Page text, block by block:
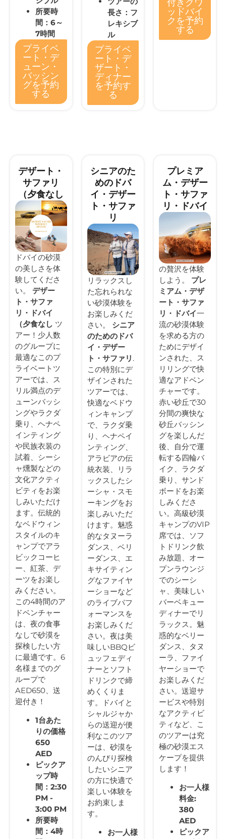
所要時
間：6～
7時間
プライベ
ート・デ
ューン・
バッシン
グを予約
する
長さ：フ
レキシブ
ル
プライベ
ート・デ
ザート・
ディナー
を予約す
る
付きクワ
ッドバイ
クを予約
する
デザート・
サファリ
（夕食なし
ドバイの砂漠
の美しさを体
験してくださ
い。 デザー
ト・サファ
リ・ドバイ
（夕食なし ツ
アー！少人数
のグループに
最適なこのプ
ライベートツ
アーでは、ス
リル満点のデ
ューンバッシ
ングやラクダ
乗り、ヘナペ
インティング
や民族衣装の
試着、シーシ
ャ燻製などの
文化アクティ
ビティをお楽
しみいただけ
ます。伝統的
なベドウィン
スタイルのキ
ャンプでアラ
ビックコーヒ
ー、紅茶、デ
ーツをお楽し
みください。
この4時間のア
ドベンチャー
は、夜の食事
なしで砂漠を
探検したい方
に最適です。6
名様までのグ
ループで
AED650、送
迎付き！
1台あた
りの価格
650
AED
ピックア
ップ時
間：2:30
PM -
3:00 PM
所要時
間：4時
シニアのた
めのドバ
イ・デザー
ト・サファ
リ
リラックスし
た忘れられな
い砂漠体験を
お楽しみくだ
さい。 シニア
のためのドバ
イ・デザー
ト・サファリ .
この特別にデ
ザインされた
ツアーでは、
快適なベドウ
ィンキャンプ
で、ラクダ乗
り、ヘナペイ
ンティング、
アラビアの伝
統衣装、リラ
ックスしたシ
ーシャ・スモ
ーキングをお
楽しみいただ
けます。魅惑
的なタヌーラ
ダンス、ベリ
ーダンス、エ
キサイティン
グなファイヤ
ーショーなど
のライブパフ
ォーマンスを
お楽しみくだ
さい。夜は美
味しいBBQビ
ュッフェディ
ナーとソフト
ドリンクで締
めくくりま
す。ドバイと
シャルジャか
らの送迎が便
利なこのツア
ーは、砂漠を
のんびり探検
したいシニア
の方に快適で
楽しい体験を
お約束しま
す。
お一人様
プレミア
ム・デザー
ト・サファ
リ・ドバイ
の贅沢を体験
しよう。 プレ
ミアム・デザ
ート・サファ
リ・ドバイ一
流の砂漠体験
を求める方の
ためにデザイ
ンされた、ス
リリングで快
適なアドベン
チャーです。
赤い砂丘で30
分間の爽快な
砂丘バッシン
グを楽しんだ
後、自分で運
転する四輪バ
イク、ラクダ
乗り、サンド
ボードをお楽
しみくださ
い。高級砂漠
キャンプのVIP
席では、ソフ
トドリンク飲
み放題、オー
プンラウンジ
でのシーシ
ャ、美味しい
バーベキュー
ディナーでリ
ラックス。魅
惑的なベリー
ダンス、タヌ
ーラ、ファイ
ヤーショーで
お楽しみくだ
さい。送迎サ
ービスや特別
なアクティビ
ティなど、こ
のツアーは究
極の砂漠エス
ケープを提供
します！
お一人様
料金:
380
AED
ピックア